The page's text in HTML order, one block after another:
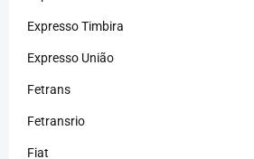
Expresso Timbira
Expresso União
Fetrans
Fetransrio
Fiat